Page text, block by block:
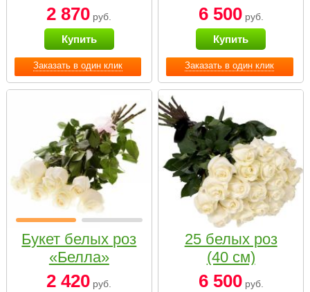
Заказать в один клик
2 870 руб.
Купить
Заказать в один клик
6 500руб.
Купить
Букет белых роз
«Белла»
2 420 руб.
25 белых роз
(40 см)
6 500руб.